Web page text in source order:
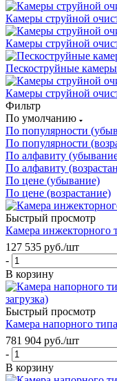
Камеры струйной
Камеры струйной
Пескоструйные
Камеры струйной
Фильтр
По умолчанию
По популярности
По популярности
По алфавиту
По алфавиту
По цене (убывание)
По цене (возрастание)
Быстрый просмотр
Камера
127 535 руб./шт
-
В корзину
Быстрый просмотр
Камера напорного
781 904 руб./шт
-
В корзину